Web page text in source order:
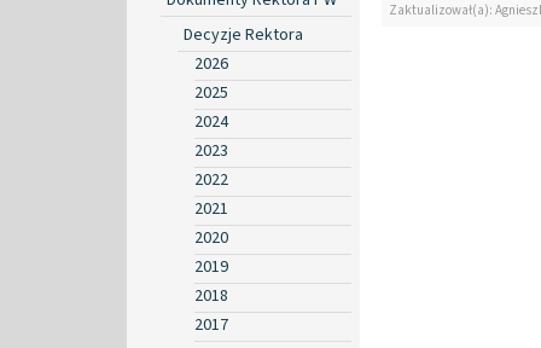
Decyzje Rektora
2026
2025
2024
2023
2022
2021
2020
2019
2018
2017
Zaktualizował(a):